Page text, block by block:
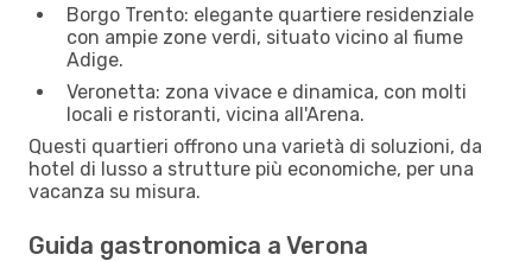
Borgo Trento: elegante quartiere residenziale
con ampie zone verdi, situato vicino al fiume
Adige.
Veronetta: zona vivace e dinamica, con molti
locali e ristoranti, vicina all'Arena.
Questi quartieri offrono una varietà di soluzioni, da
hotel di lusso a strutture più economiche, per una
vacanza su misura.
Guida gastronomica a Verona